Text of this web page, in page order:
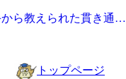
ら教えられた貫き通…
トップページ